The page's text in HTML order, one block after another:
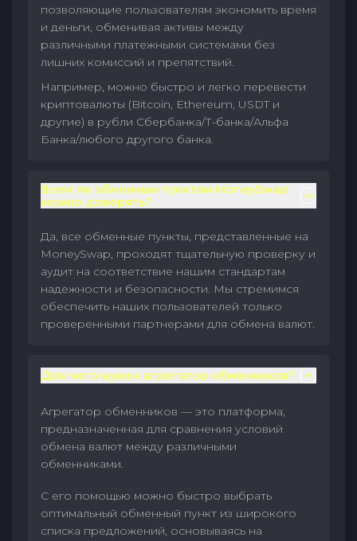
позволяющие пользователям экономить время
и деньги, обменивая активы между
различными платежными системами без
лишних комиссий и препятствий.
Например, можно быстро и легко перевести
криптовалюты (Bitcoin, Ethereum, USDT и
другие) в рубли Сбербанка/Т-банка/Альфа
Банка/любого другого банка.
Всем ли обменным пунктам MoneySwap
можно доверять?
Да, все обменные пункты, представленные на
MoneySwap, проходят тщательную проверку и
аудит на соответствие нашим стандартам
надежности и безопасности. Мы стремимся
обеспечить наших пользователей только
проверенными партнерами для обмена валют.
Для чего нужен агрегатор обменников?
Агрегатор обменников — это платформа,
предназначенная для сравнения условий
обмена валют между различными
обменниками.
С его помощью можно быстро выбрать
оптимальный обменный пункт из широкого
списка предложений, основываясь на